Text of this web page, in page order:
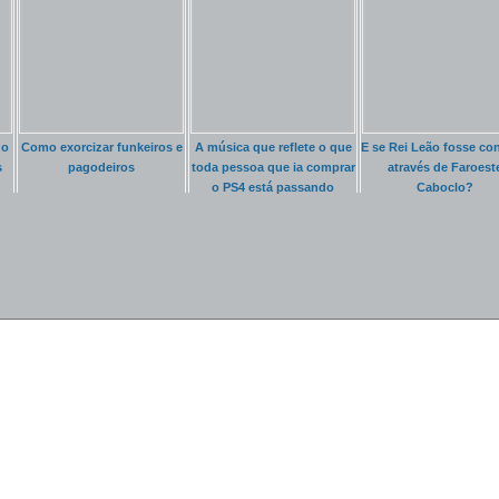
Como exorcizar funkeiros e
pagodeiros
A música que reflete o que
toda pessoa que ia comprar
o PS4 está passando
E se Rei Leão fosse
através de
Caboclo?